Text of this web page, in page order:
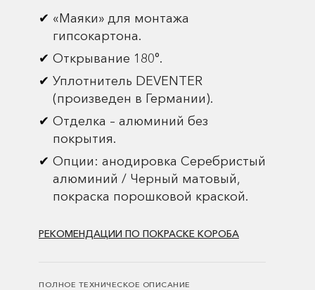
«Маяки» для монтажа
гипсокартона.
Открывание 180°.
Уплотнитель DEVENTER
(произведен в Германии).
Отделка – алюминий без
покрытия.
Опции: анодировка Серебристый
алюминий / Черный матовый,
покраска порошковой краской.
РЕКОМЕНДАЦИИ ПО ПОКРАСКЕ КОРОБА
ПОЛНОЕ ТЕХНИЧЕСКОЕ ОПИСАНИЕ